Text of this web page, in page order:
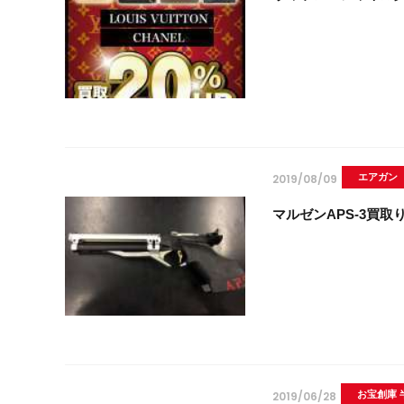
2019/08/09 エアガン
マルゼンAPS-3買取
2019/06/28 お宝創庫